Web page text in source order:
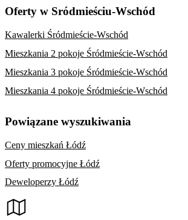
Oferty w Sródmieściu-Wschód
Kawalerki Śródmieście-Wschód
Mieszkania 2 pokoje Śródmieście-Wschód
Mieszkania 3 pokoje Śródmieście-Wschód
Mieszkania 4 pokoje Śródmieście-Wschód
Powiązane wyszukiwania
Ceny mieszkań Łódź
Oferty promocyjne Łódź
Deweloperzy Łódź